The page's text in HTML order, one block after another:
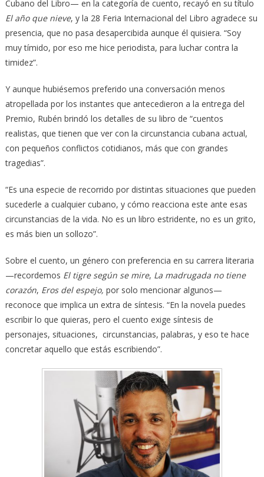
Cubano del Libro— en la categoría de cuento, recayó en su título
El año que nieve, y la 28 Feria Internacional del Libro agradece su
presencia, que no pasa desapercibida aunque él quisiera. “Soy
muy tímido, por eso me hice periodista, para luchar contra la
timidez”.
Y aunque hubiésemos preferido una conversación menos
atropellada por los instantes que antecedieron a la entrega del
Premio, Rubén brindó los detalles de su libro de “cuentos
realistas, que tienen que ver con la circunstancia cubana actual,
con pequeños conflictos cotidianos, más que con grandes
tragedias”.
“Es una especie de recorrido por distintas situaciones que pueden
sucederle a cualquier cubano, y cómo reacciona este ante esas
circunstancias de la vida. No es un libro estridente, no es un grito,
es más bien un sollozo”.
Sobre el cuento, un género con preferencia en su carrera literaria
—recordemos El tigre según se mire, La madrugada no tiene
corazón, Eros del espejo, por solo mencionar algunos—
reconoce que implica un extra de síntesis. “En la novela puedes
escribir lo que quieras, pero el cuento exige síntesis de
personajes, situaciones, circunstancias, palabras, y eso te hace
concretar aquello que estás escribiendo”.